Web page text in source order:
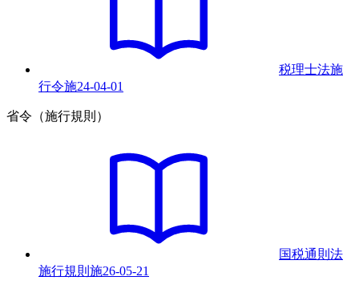
税理士法施
行令施24-04-01
省令（施行規則）
国税通則法
施行規則 施26-05-21